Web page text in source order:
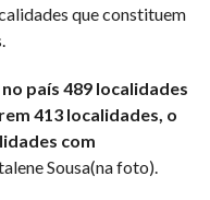
que constituem
país 489 localidades
413 localidades, o
com
Sousa(na foto).